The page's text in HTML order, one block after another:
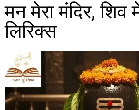
मन मेरा मंदिर, शिव
लिरिक्स